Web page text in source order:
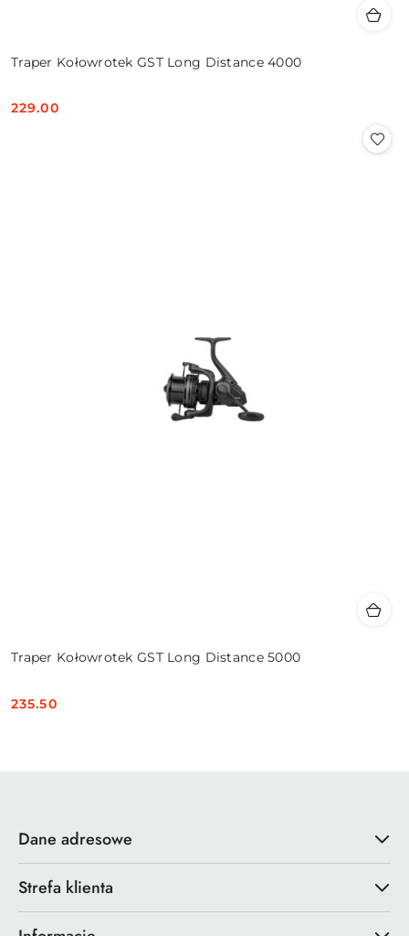
Traper Kołowrotek GST Long Distance 4000
Cena:
229.00
Traper Kołowrotek GST Long Distance 5000
Cena:
235.50
Dane adresowe
Strefa klienta